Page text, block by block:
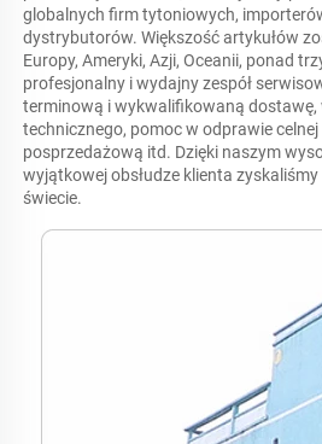
globalnych firm tytoniowych,
dystrybutorów. Większość artykułów
Europy, Ameryki, Azji, Oceanii, ponad
profesjonalny i wydajny zespół
terminową i wykwalifikowaną
technicznego, pomoc w odprawie
posprzedażową itd. Dzięki naszym
wyjątkowej obsłudze klienta
świecie.